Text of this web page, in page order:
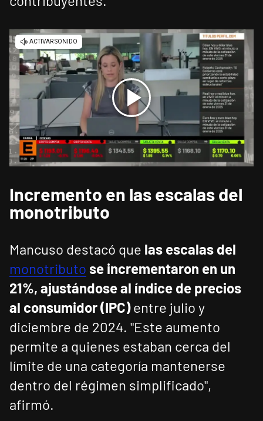
Incremento en las escalas del
monotributo
Mancuso destacó que las escalas del
monotributo se incrementaron en un
21%, ajustándose al índice de precios
al consumidor (IPC)entre julio y
diciembre de 2024. "Este aumento
permite a quienes estaban cerca del
límite de una categoría mantenerse
dentro del régimen simplificado",
afirmó.